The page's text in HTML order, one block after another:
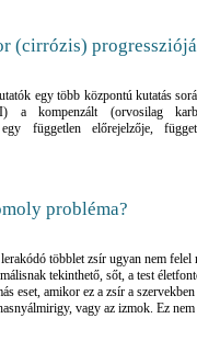
(cirrózis)
egy több központú kutatás
a kompenzált (orvosilag
egy független előrejelzője,
probléma?
többlet zsír ugyan nem felel
tekinthető, sőt, a test
eset, amikor ez a zsír a
vagy az izmok. Ez